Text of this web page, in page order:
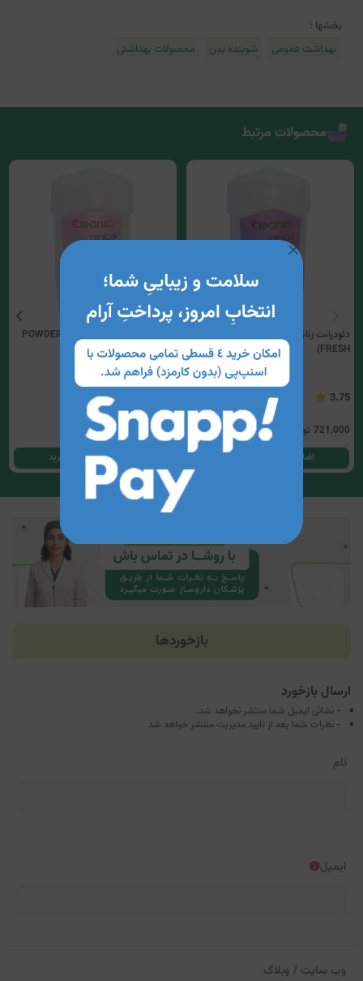
بخشها :
بهداشت عمومی
شوینده بدن محصولات بهداشتی
محصولات مرتبط
FRESH)
3.75
721,000 تومان
اضافه کردن به سبد خرید
دئودرانت زنانه کلینیک کیندی(POWDER
FRESH)
721,000 تومان
اضافه کردن به سبد خرید
بازخوردها
ارسال بازخورد
- نشانی ایمیل شما منتشر نخواهد شد.
- نظرات شما بعد از تایید مدیریت منتشر خواهد شد
نام
ایمیل
وب سایت / وبلاگ